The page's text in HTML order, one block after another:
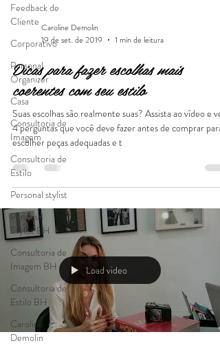
Feedback de
Cliente
Corporativo
Personal
Organizer
Casa
Consultoria de
Imagem
Consultoria de
Estilo
Personal stylist
Personal
Stylist BH
Consultoria de
Imagem BH
Consultoria de
Estilo BH
Caroline
Demolin
Caroline Demolin
19 de set. de 2019
1 min de leitura
Dicas para fazer escolhas mais
coerentes com seu estilo
Suas escolhas são realmente suas? Assista ao vídeo e
4 perguntas que você deve fazer antes de comprar para
escolher peças adequadas e t
Load video